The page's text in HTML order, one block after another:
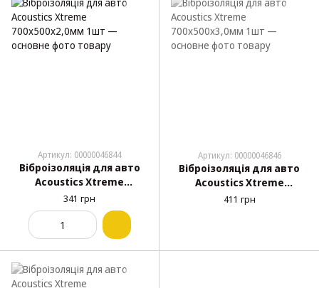
Артикул: 00000046844
Віброізоляція для авто
Acoustics Xtreme
700х500х2,0мм 1шт
341 грн
Артикул: 00000046846
Віброізоляція для авто
Acoustics Xtreme
700х500х3,0мм 1шт
411 грн